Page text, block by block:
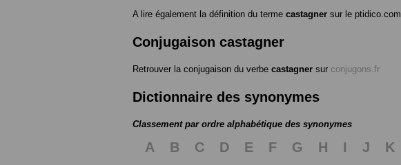
A lire également la définition du terme castagner sur le ptidico.com
Conjugaison castagner
Retrouver la conjugaison du verbe castagner sur conjugons.fr
Dictionnaire des synonymes
Classement par ordre alphabétique des synonymes
A B C D E F G H I J K